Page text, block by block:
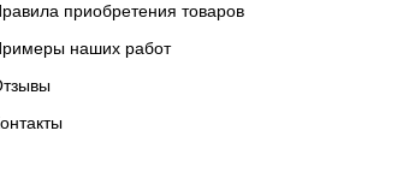
приобретения товаров
наших работ